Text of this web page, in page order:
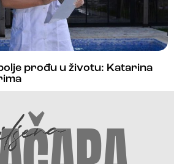
prođu u životu: Katarina